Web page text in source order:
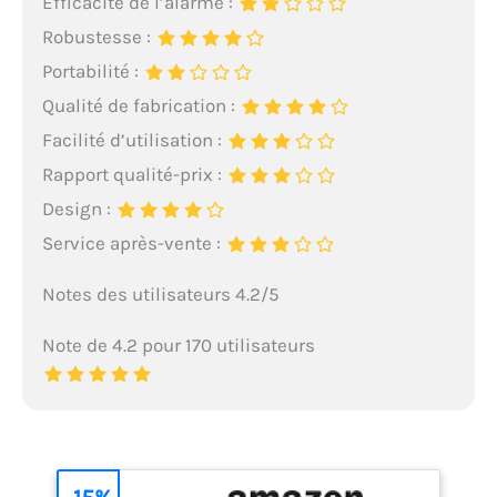
Robustesse :
Portabilité :
Qualité de fabrication :
Facilité d’utilisation :
Rapport qualité-prix :
Design :
Service après-vente :
Notes des utilisateurs 4.2/5
Note de 4.2 pour 170 utilisateurs